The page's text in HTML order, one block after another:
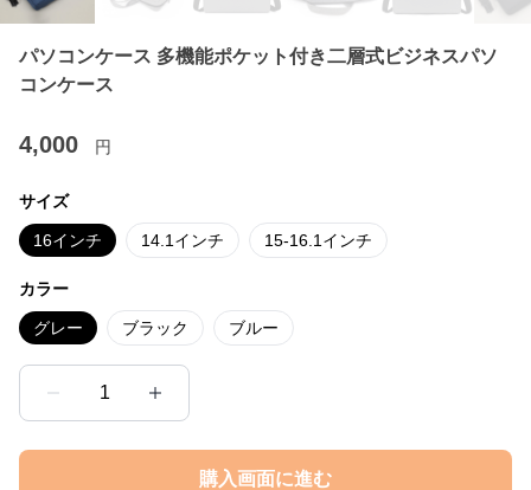
パソコンケース 多機能ポケット付き二層式ビジネスパソ
コンケース
4,000 円
サイズ
16インチ 14.1インチ 15-16.1インチ
カラー
グレー ブラック ブルー
1
購入画面に進む